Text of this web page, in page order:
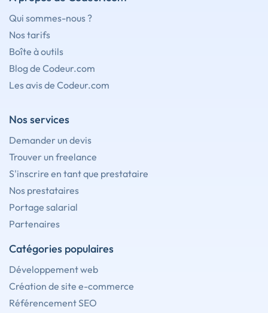
Qui sommes-nous ?
Nos tarifs
Boîte à outils
Blog de Codeur.com
Les avis de Codeur.com
Nos services
Demander un devis
Trouver un freelance
S'inscrire en tant que prestataire
Nos prestataires
Portage salarial
Partenaires
Catégories populaires
Développement web
Création de site e-commerce
Référencement SEO